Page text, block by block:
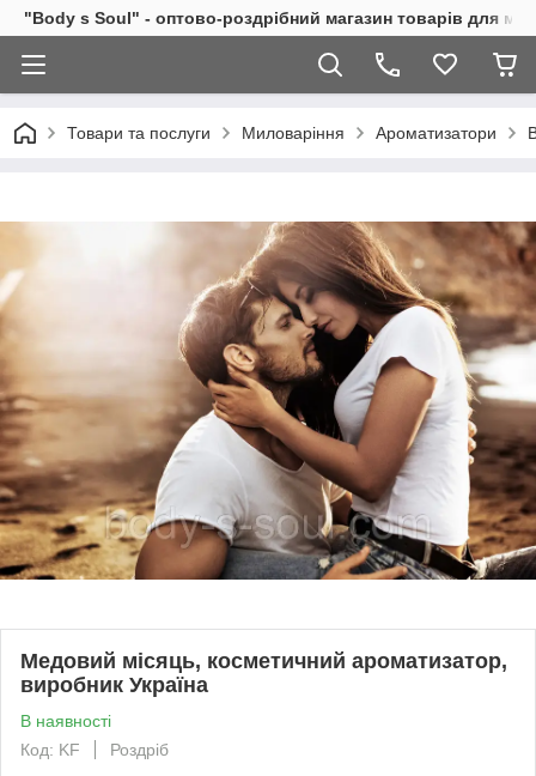
"Body s Soul" - оптово-роздрібний магазин товарів для
Товари та послуги Миловаріння Ароматизатори
Медовий місяць, косметичний ароматизатор,
виробник Україна
В наявності
Код: KF
Роздріб